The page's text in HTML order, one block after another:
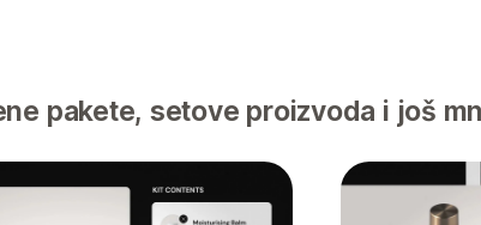
pakete, setove proizvoda i još